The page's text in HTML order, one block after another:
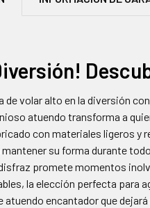
de volar alto en la diversión
atuendo transforma a
con materiales ligeros y
su forma durante
promete momentos
la elección perfecta para
atuendo encantador que